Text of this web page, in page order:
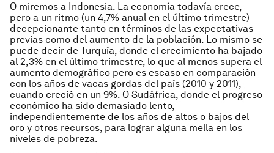
O miremos a Indonesia. La economía todavía crece,
pero a un ritmo (un 4,7% anual en el último trimestre)
decepcionante tanto en términos de las expectativas
previas como del aumento de la población. Lo mismo se
puede decir de Turquía, donde el crecimiento ha bajado
al 2,3% en el último trimestre, lo que al menos supera el
aumento demográfico pero es escaso en comparación
con los años de vacas gordas del país (2010 y 2011),
cuando creció en un 9%. O Sudáfrica, donde el progreso
económico ha sido demasiado lento,
independientemente de los años de altos o bajos del
oro y otros recursos, para lograr alguna mella en los
niveles de pobreza.